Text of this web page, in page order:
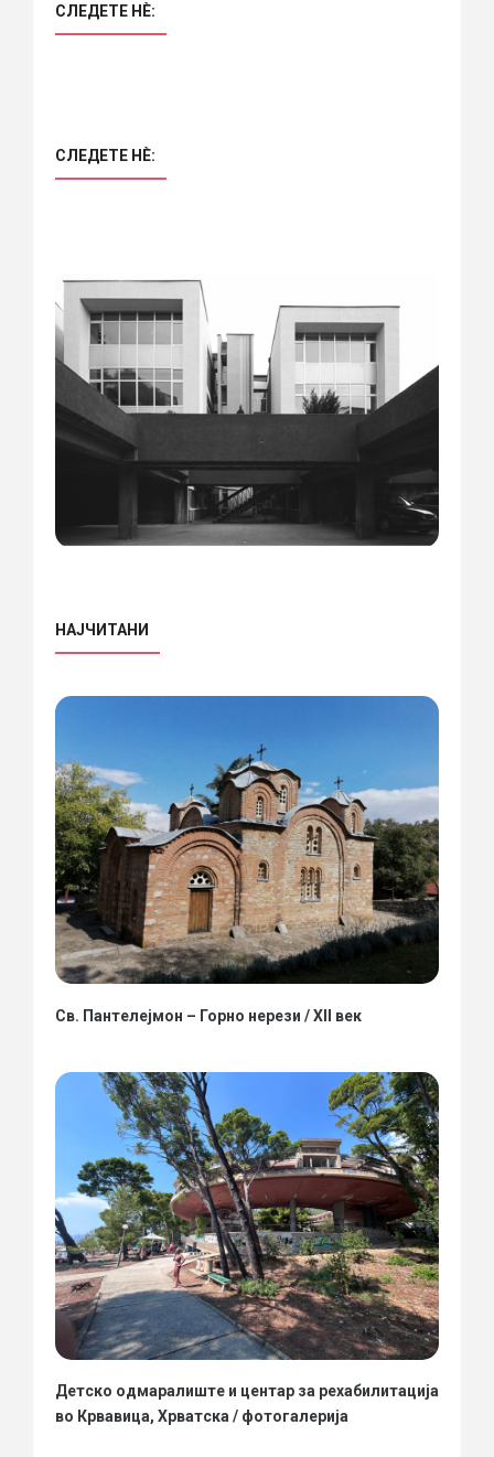
СЛЕДЕТЕ НÈ:
СЛЕДЕТЕ НÈ:
НАЈЧИТАНИ
Св. Пантелејмон – Горно нерези / XII век
Детско одмаралиште и центар за рехабилитација
во Крвавица, Хрватска / фотогалерија